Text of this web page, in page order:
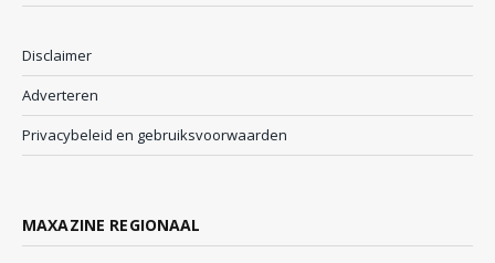
Disclaimer
Adverteren
Privacybeleid en gebruiksvoorwaarden
MAXAZINE REGIONAAL